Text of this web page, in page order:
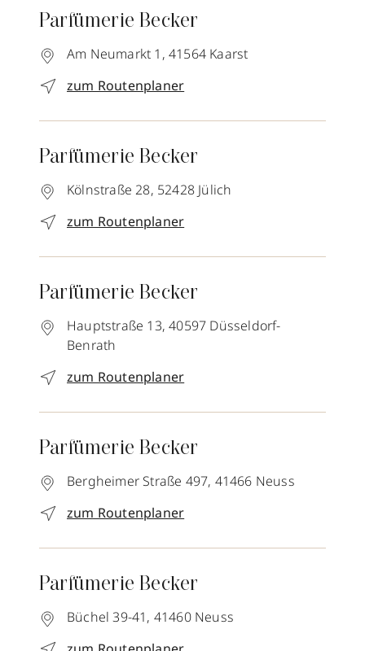
Parfümerie Becker
Am Neumarkt 1, 41564 Kaarst
zum Routenplaner
Parfümerie Becker
Kölnstraße 28, 52428 Jülich
zum Routenplaner
Parfümerie Becker
Hauptstraße 13, 40597 Düsseldorf-
Benrath
zum Routenplaner
Parfümerie Becker
Bergheimer Straße 497, 41466 Neuss
zum Routenplaner
Parfümerie Becker
Büchel 39-41, 41460 Neuss